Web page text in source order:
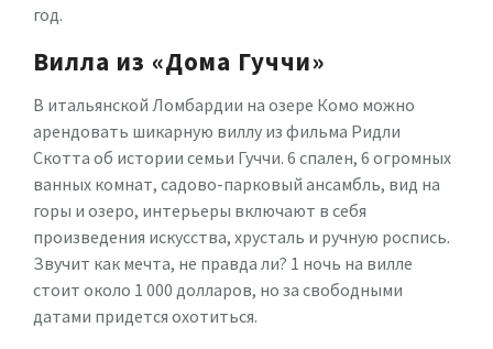
год.
Вилла из «Дома Гуччи»
В итальянской Ломбардии на озере Комо можно
арендовать шикарную виллу из фильма Ридли
Скотта об истории семьи Гуччи. 6 спален, 6 огромных
ванных комнат, садово-парковый ансамбль, вид на
горы и озеро, интерьеры включают в себя
произведения искусства, хрусталь и ручную роспись.
Звучит как мечта, не правда ли? 1 ночь на вилле
стоит около 1 000 долларов, но за свободными
датами придется охотиться.